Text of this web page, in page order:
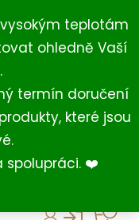
teplotám
ohledně Vaší
termín doručení
které jsou
spolupráci. ❤️
(Po-Ne 8:00-18:00)
127 211 (For English)